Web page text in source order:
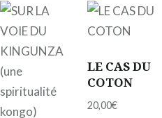
LE CAS DU
COTON
20,00€